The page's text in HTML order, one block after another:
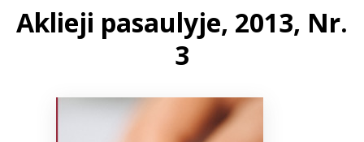
Leidiniai
Naujienos
Aklieji pasaulyje, 2013, Nr.
3